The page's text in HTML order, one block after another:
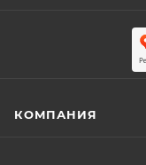
КОМПАНИЯ